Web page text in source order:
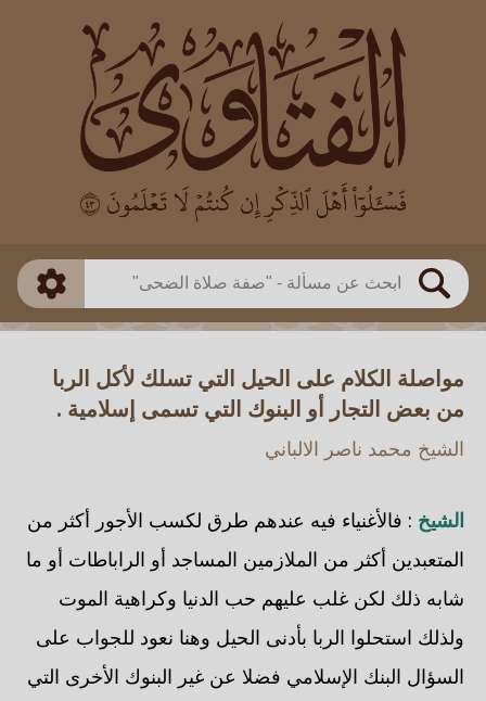
بحث
العالم
بن باز
بن العثيمين
اللجنة الدائمة
طريقة البحث
ذكي
مواصلة الكلام على الحيل التي تسلك لأكل الربا
من بعض التجار أو البنوك التي تسمى إسلامية .
الشيخ محمد ناصر الالباني
الشيخ : فالأغنياء فيه عندهم طرق لكسب الأجور أكثر من
المتعبدين أكثر من الملازمين المساجد أو الراباطات أو ما
شابه ذلك لكن غلب عليهم حب الدنيا وكراهية الموت
ولذلك استحلوا الربا بأدنى الحيل وهنا نعود للجواب على
السؤال البنك الإسلامي فضلا عن غير البنوك الأخرى التي